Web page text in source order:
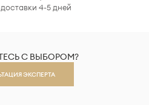
4-5 дней
С ВЫБОРОМ?
ЭКСПЕРТА